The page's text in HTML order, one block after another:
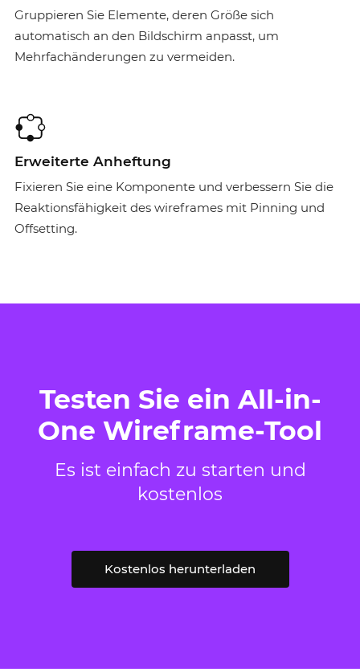
Gruppieren Sie Elemente, deren Größe sich
automatisch an den Bildschirm anpasst, um
Mehrfachänderungen zu vermeiden.
Erweiterte Anheftung
Fixieren Sie eine Komponente und verbessern Sie die
Reaktionsfähigkeit des wireframes mit Pinning und
Offsetting.
Testen Sie ein All-in-
One Wireframe-Tool
Es ist einfach zu starten und
kostenlos
Kostenlos herunterladen